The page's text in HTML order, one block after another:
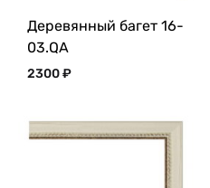
Деревянный багет 16-
03.QA
2300₽